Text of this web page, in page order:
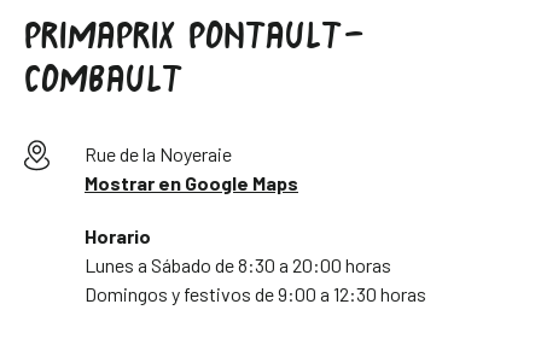
PRIMAPRIX PONTAULT-
COMBAULT
Rue de la Noyeraie
Mostrar en Google Maps
Horario
Lunes a Sábado de 8:30 a 20:00 horas
Domingos y festivos de 9:00 a 12:30 horas